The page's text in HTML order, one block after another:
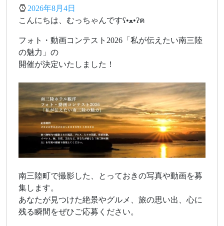
2026年8月4日
こんにちは、むっちゃんですʕ•ﻌ•ʔฅ
フォト・動画コンテスト2026「私が伝えたい南三陸
の魅力」の
開催が決定いたしました！
南三陸町で撮影した、とっておきの写真や動画を募
集します。
あなたが見つけた絶景やグルメ、旅の思い出、心に
残る瞬間をぜひご応募ください。